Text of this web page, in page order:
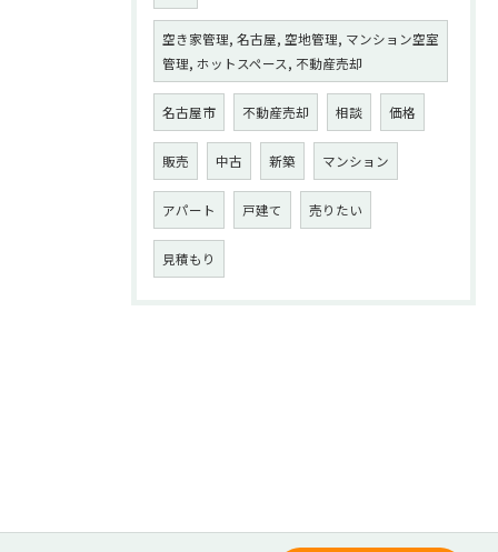
空き家管理, 名古屋, 空地管理, マンション空室
管理, ホットスペース, 不動産売却
名古屋市 不動産売却 相談 価格
販売 中古 新築 マンション
アパート 戸建て 売りたい
見積もり